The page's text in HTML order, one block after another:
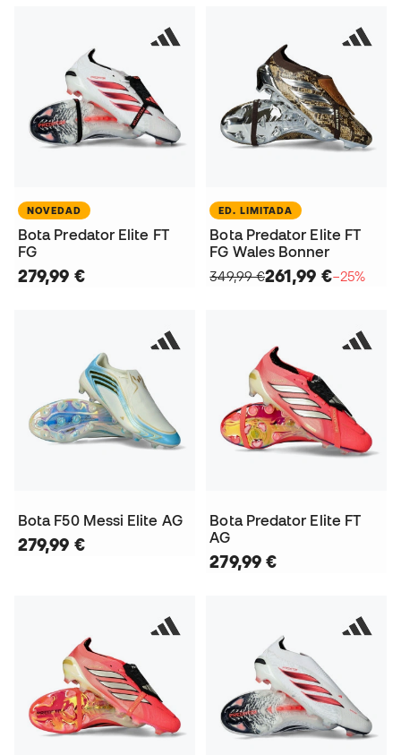
NOVEDAD
Bota Predator Elite FT
FG
279,99 €
ED. LIMITADA
Bota Predator Elite FT
FG Wales Bonner
349,99 €261,99 €−25%
Bota F50 Messi Elite AG
279,99 €
Bota Predator Elite FT
AG
279,99 €